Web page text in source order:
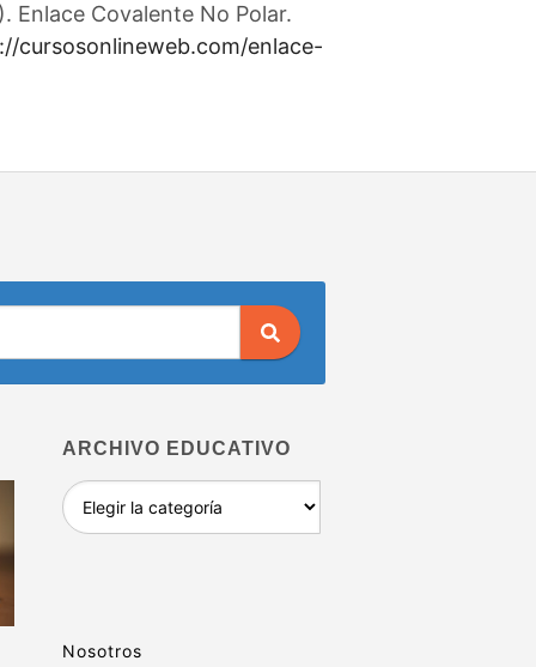
Enlace Covalente No Polar.
cursosonlineweb.com/enlace-
ARCHIVO EDUCATIVO
Archivo
educativo
Nosotros